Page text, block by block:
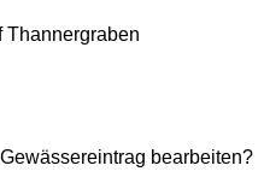
Thannergraben
bearbeiten?